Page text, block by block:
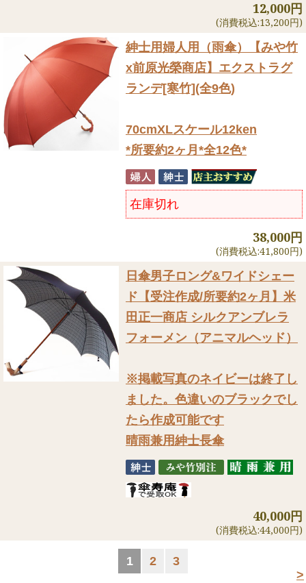
12,000円
(消費税込:13,200円)
紳士用婦人用（雨傘）
【みや竹
x前原光榮商店】エクストラグ
ランデ[寒竹](全9色)
70cmXLスケール12ken
*所要約2ヶ月*全12色*
在庫切れ
38,000円
(消費税込:41,800円)
日傘男子ロング&ワイドシェー
ド 【受注作成/所要約2ヶ月】米
田正一商店 シルクアンブレラ
フォーメン（アニマルヘッド）
※掲載写真のネイビーは終了し
ました。色違いのブラックでし
たら作成可能です
晴雨兼用紳士長傘
40,000円
(消費税込:44,000円)
>
1 2 3